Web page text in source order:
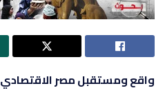
واقع ومستقبل مصر الاقتصادي